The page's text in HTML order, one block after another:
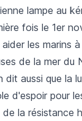
lampe au
fois le 1er
les marins
de la mer du
dit aussi que la
d'espoir pour
de la résistance